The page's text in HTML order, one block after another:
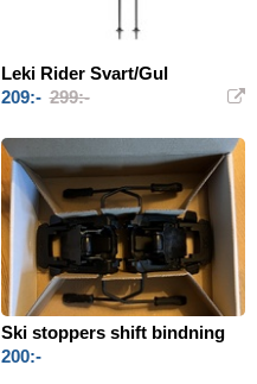
Leki Rider Svart/Gul
209:- 299:-
Ski stoppers shift bindning
200:-